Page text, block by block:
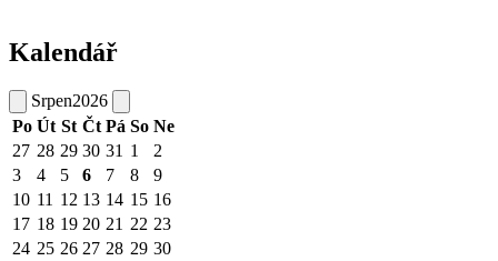
Kalendář
Srpen2026
Po Út St Čt Pá So Ne
27 28 29 30 31 1
2
3
4 5 6 7 8
9
10 11 12 13 14 15 16
17 18 19 20 21 22 23
24 25 26 27 28 29 30